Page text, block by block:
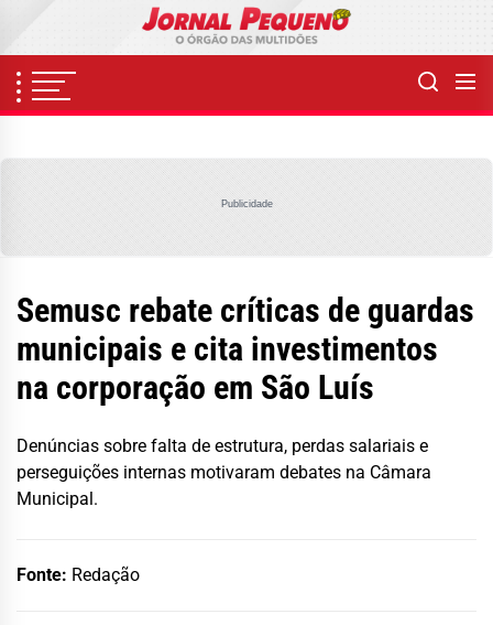
content
Publicidade
Semusc rebate críticas de guardas
municipais e cita investimentos
na corporação em São Luís
Denúncias sobre falta de estrutura, perdas salariais e
perseguições internas motivaram debates na Câmara
Municipal.
Fonte: Redação